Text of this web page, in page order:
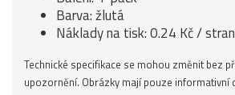
Barva: žlutá
Náklady na tisk: 0.24 Kč /
Technické specifikace se mohou změnit bez
upozornění. Obrázky mají pouze informativní